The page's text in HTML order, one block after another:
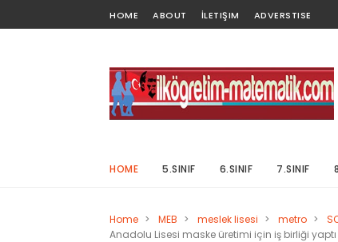
HOME ABOUT İLETIŞIM ADVERSTISE
HOME 5.SINIF 6.SINIF 7.SINIF
Home > MEB > meslek lisesi > metro >
Anadolu Lisesi maske üretimi için iş birliği yaptı